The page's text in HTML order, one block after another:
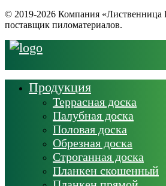
© 2019-2026 Компания «Лиственница
поставщик пиломатериалов.
Продукция
Террасная доска
Палубная доска
Половая доска
Обрезная доска
Строганная доска
Планкен скошенный